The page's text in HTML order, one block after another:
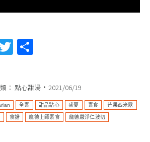
Twitter
： 點心甜湯
2021/06/19
全素​​​​​​ 甜品點心 盛夏 素食 芒果西米露
食譜 龍德上師素食 龍德嚴淨仁波切